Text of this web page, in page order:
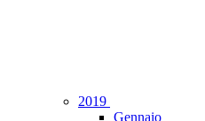
2019
Gennaio